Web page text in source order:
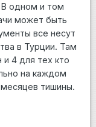
В одном и том
может быть
все несут
в Турции. Там
4 для тех кто
на каждом
месяцев тишины.